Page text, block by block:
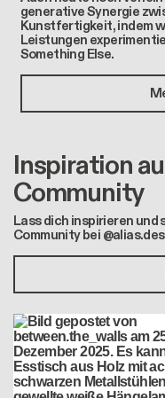
generative Synergie
Kunstfertigkeit, indem
Leistungen
Something Else.
Inspiration
Community
Lass dich inspirieren und
Community bei